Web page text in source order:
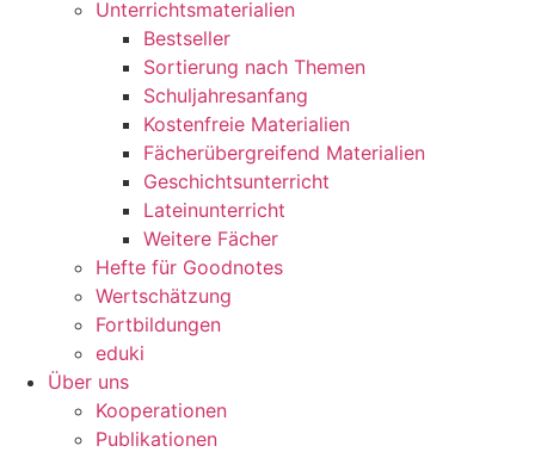
Unterrichtsmaterialien
Bestseller
Sortierung nach Themen
Schuljahresanfang
Kostenfreie Materialien
Fächerübergreifend Materialien
Geschichtsunterricht
Lateinunterricht
Weitere Fächer
Hefte für Goodnotes
Wertschätzung
Fortbildungen
eduki
Über uns
Kooperationen
Publikationen